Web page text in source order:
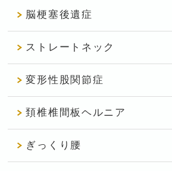
脳梗塞後遺症
ストレートネック
変形性股関節症
頚椎椎間板ヘルニア
ぎっくり腰